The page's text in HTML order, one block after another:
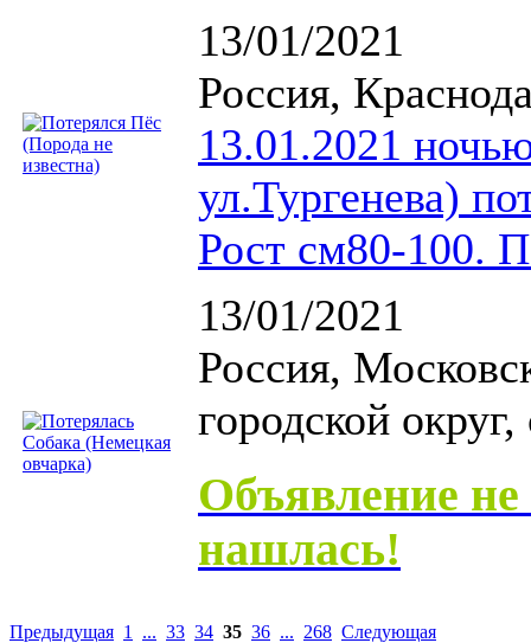
13/01/2021
Россия,
13.01.2021
ул.Тургенева)
Рост см80-100.
13/01/2021
Россия,
городской
Объявление
нашлась!
Предыдущая 1 ... 33 34 35 36 ... 268 Следующая